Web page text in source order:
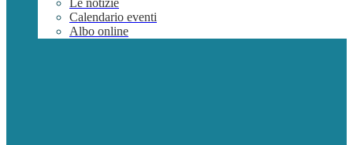
Le notizie
Calendario eventi
Albo online